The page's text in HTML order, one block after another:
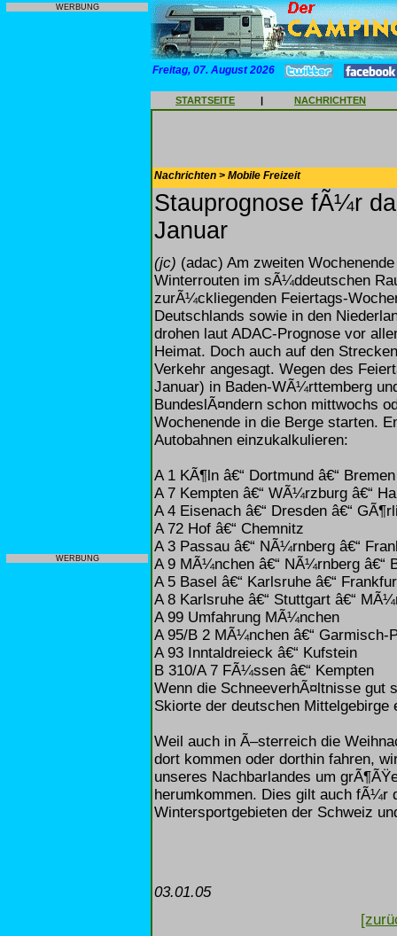
WERBUNG
WERBUNG
Freitag, 07. August 2026
STARTSEITE | NACHRICHTEN
Nachrichten > Mobile Freizeit
Stauprognose fÃ¼r
Januar
(jc) (adac) Am zweiten
Winterrouten im sÃ¼ddeutschen
zurÃ¼ckliegenden Feiertags-
Deutschlands sowie in den
drohen laut ADAC-Prognose vor
Heimat. Doch auch auf den
Verkehr angesagt. Wegen des
Januar) in Baden-WÃ¼rttemberg
BundeslÃ¤ndern schon mittwochs
Wochenende in die Berge starten.
Autobahnen einzukalkulieren:
A 1 KÃ¶ln â€“ Dortmund â€“ Bremen
A 7 Kempten â€“ WÃ¼rzburg â€“
A 4 Eisenach â€“ Dresden â€“
A 72 Hof â€“ Chemnitz
A 3 Passau â€“ NÃ¼rnberg â€“
A 9 MÃ¼nchen â€“ NÃ¼rnberg â€“
A 5 Basel â€“ Karlsruhe â€“
A 8 Karlsruhe â€“ Stuttgart â€“
A 99 Umfahrung MÃ¼nchen
A 95/B 2 MÃ¼nchen â€“ Garmisch-
A 93 Inntaldreieck â€“ Kufstein
B 310/A 7 FÃ¼ssen â€“ Kempten
Wenn die SchneeverhÃ¤ltnisse gut
Skiorte der deutschen Mittelgebirge
Weil auch in Ã–sterreich die
dort kommen oder dorthin fahren,
unseres Nachbarlandes um
herumkommen. Dies gilt auch fÃ¼r
Wintersportgebieten der Schweiz
03.01.05